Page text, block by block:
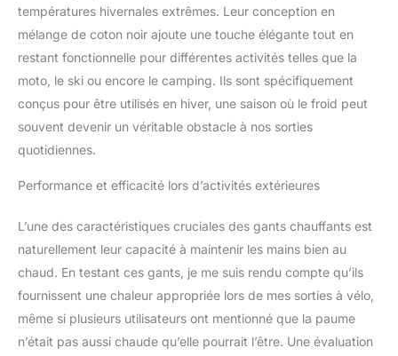
températures hivernales extrêmes. Leur conception en
mélange de coton noir ajoute une touche élégante tout en
restant fonctionnelle pour différentes activités telles que la
moto, le ski ou encore le camping. Ils sont spécifiquement
conçus pour être utilisés en hiver, une saison où le froid peut
souvent devenir un véritable obstacle à nos sorties
quotidiennes.
Performance et efficacité lors d’activités extérieures
L’une des caractéristiques cruciales des gants chauffants est
naturellement leur capacité à maintenir les mains bien au
chaud. En testant ces gants, je me suis rendu compte qu’ils
fournissent une chaleur appropriée lors de mes sorties à vélo,
même si plusieurs utilisateurs ont mentionné que la paume
n’était pas aussi chaude qu’elle pourrait l’être. Une évaluation